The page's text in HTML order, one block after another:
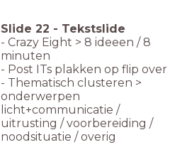
Slide 22 - Tekstslide
- Crazy Eight > 8 ideeen / 8
minuten
- Post ITs plakken op flip over
- Thematisch clusteren >
onderwerpen
licht+communicatie /
uitrusting / voorbereiding /
noodsituatie / overig